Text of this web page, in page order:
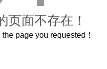
页面不存在！
page you requested！